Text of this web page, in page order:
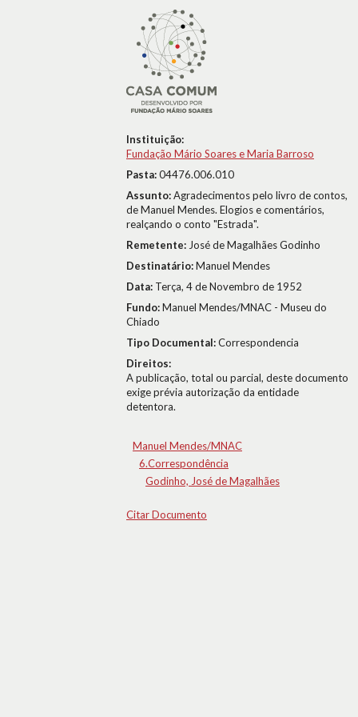
Instituição:
Fundação Mário Soares e Maria Barroso
Pasta:04476.006.010
Assunto:Agradecimentos pelo livro de contos,
de Manuel Mendes. Elogios e comentários,
realçando o conto "Estrada".
Remetente: José de Magalhães Godinho
Destinatário:Manuel Mendes
Data: Terça, 4 de Novembro de 1952
Fundo:Manuel Mendes/MNAC - Museu do
Chiado
Tipo Documental:Correspondencia
Direitos:
A publicação, total ou parcial, deste documento
exige prévia autorização da entidade
detentora.
Manuel Mendes/MNAC
6.Correspondência
Godinho, José de Magalhães
Citar Documento